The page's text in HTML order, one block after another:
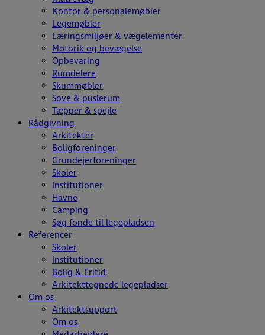
Kontor & personalemøbler
Legemøbler
Læringsmiljøer & vægelementer
Motorik og bevægelse
Opbevaring
Rumdelere
Skummøbler
Sove & puslerum
Tæpper & spejle
Rådgivning
Arkitekter
Boligforeninger
Grundejerforeninger
Skoler
Institutioner
Havne
Camping
Søg fonde til legepladsen
Referencer
Skoler
Institutioner
Bolig & Fritid
Arkitekttegnede legepladser
Om os
Arkitektsupport
Om os